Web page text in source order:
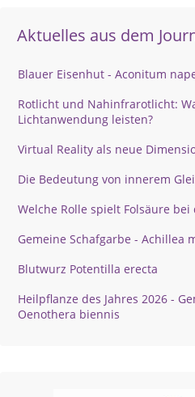
Aktuelles aus dem
Blauer Eisenhut - Aconitum
Rotlicht und Nahinfrarotlicht:
Lichtanwendung leisten?
Virtual Reality als neue
Die Bedeutung von innerem
Welche Rolle spielt Folsäure
Gemeine Schafgarbe - Achillea
Blutwurz Potentilla erecta
Heilpflanze des Jahres 2026 -
Oenothera biennis